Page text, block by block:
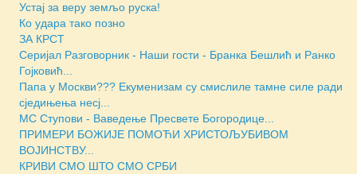
Устај за веру земљо руска!
Ко удара тако позно
ЗА КРСТ
Серијал Разговорник - Наши гости - Бранка Бешлић и Ранко
Гојковић...
Папа у Москви??? Екуменизам су смислиле тамне силе ради
сједињења несј...
МС Ступови - Ваведење Пресвете Богородице...
ПРИМЕРИ БОЖИЈЕ ПОМОЋИ ХРИСТОЉУБИВОМ
ВОЈИНСТВУ...
КРИВИ СМО ШТО СМО СРБИ